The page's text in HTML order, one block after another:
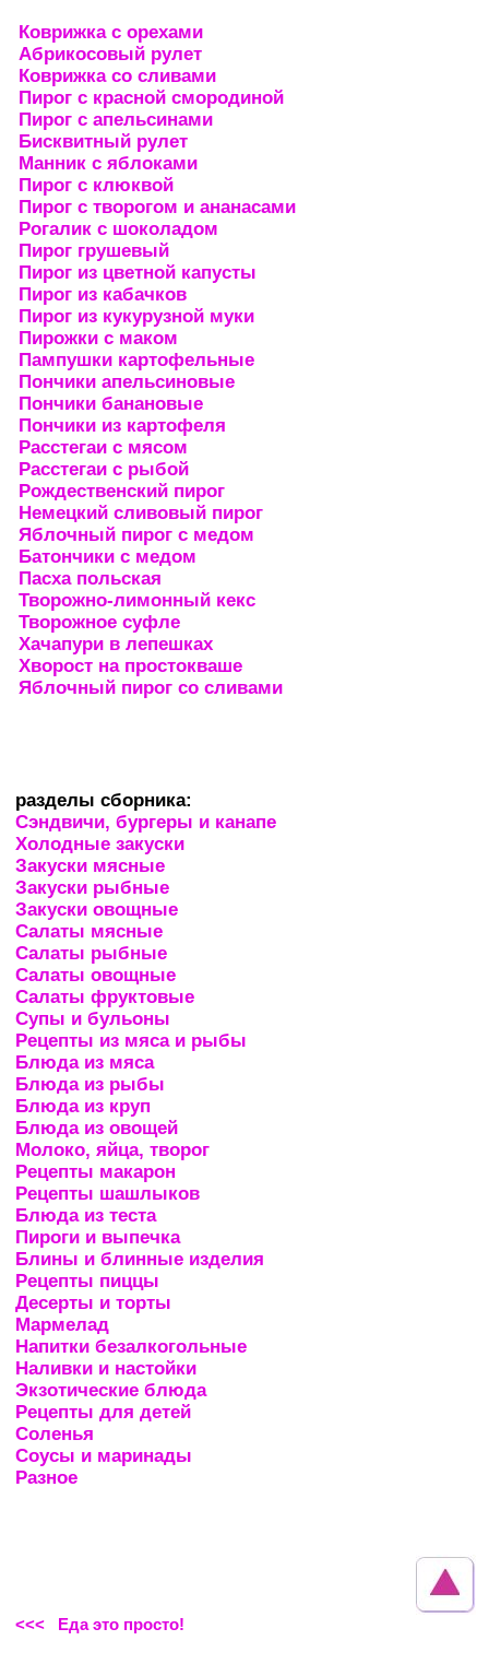
Коврижка с орехами
Абрикосовый рулет
Коврижка со сливами
Пирог с красной смородиной
Пирог с апельсинами
Бисквитный рулет
Манник с яблоками
Пирог с клюквой
Пирог с творогом и ананасами
Рогалик с шоколадом
Пирог грушевый
Пирог из цветной капусты
Пирог из кабачков
Пирог из кукурузной муки
Пирожки с маком
Пампушки картофельные
Пончики апельсиновые
Пончики банановые
Пончики из картофеля
Расстегаи с мясом
Расстегаи с рыбой
Рождественский пирог
Немецкий сливовый пирог
Яблочный пирог с медом
Батончики с медом
Пасха польская
Творожно-лимонный кекс
Творожное суфле
Хачапури в лепешках
Хворост на простокваше
Яблочный пирог со сливами
разделы сборника:
Сэндвичи, бургеры и канапе
Холодные закуски
Закуски мясные
Закуски рыбные
Закуски овощные
Салаты мясные
Салаты рыбные
Салаты овощные
Салаты фруктовые
Супы и бульоны
Рецепты из мяса и рыбы
Блюда из мяса
Блюда из рыбы
Блюда из круп
Блюда из овощей
Молоко, яйца, творог
Рецепты макарон
Рецепты шашлыков
Блюда из теста
Пироги и выпечка
Блины и блинные изделия
Рецепты пиццы
Десерты и торты
Мармелад
Напитки безалкогольные
Наливки и настойки
Экзотические блюда
Рецепты для детей
Соленья
Соусы и маринады
Разное
<<< Еда это просто!